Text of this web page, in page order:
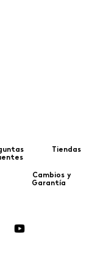
Tiendas
Cambios y
Garantía